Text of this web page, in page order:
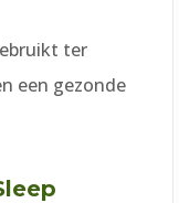
ter
een gezonde